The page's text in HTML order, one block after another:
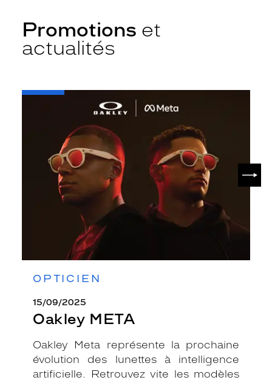
Promotions et
actualités
OPTICIEN
15/09/2025
Oakley META
Oakley Meta représente la prochaine
évolution des lunettes à intelligence
artificielle. Retrouvez vite les modèles
-